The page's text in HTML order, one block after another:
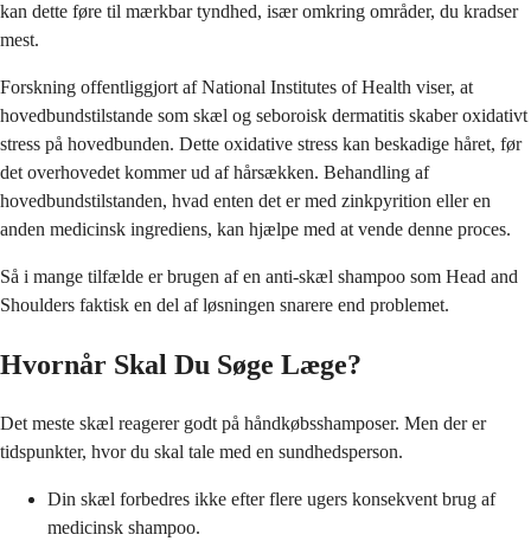
kan dette føre til mærkbar tyndhed, især omkring områder, du kradser
mest.
Forskning offentliggjort af National Institutes of Health viser, at
hovedbundstilstande som skæl og seboroisk dermatitis skaber oxidativt
stress på hovedbunden. Dette oxidative stress kan beskadige håret, før
det overhovedet kommer ud af hårsækken. Behandling af
hovedbundstilstanden, hvad enten det er med zinkpyrition eller en
anden medicinsk ingrediens, kan hjælpe med at vende denne proces.
Så i mange tilfælde er brugen af en anti-skæl shampoo som Head and
Shoulders faktisk en del af løsningen snarere end problemet.
Hvornår Skal Du Søge Læge?
Det meste skæl reagerer godt på håndkøbsshamposer. Men der er
tidspunkter, hvor du skal tale med en sundhedsperson.
Din skæl forbedres ikke efter flere ugers konsekvent brug af
medicinsk shampoo.